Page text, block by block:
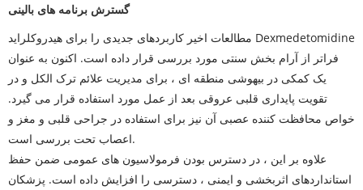
گسترش برنامه های بالینی
مطالعات اخیر کاربردهای جدیدی را برای هیدروکلراید Dexmedetomidine
فراتر از آرام بخش سنتی مورد بررسی قرار داده است. اکنون به عنوان
یک کمکی در بیهوشی منطقه ای ، برای مدیریت علائم ترک الکل و در
تقویت پایداری قلبی عروقی بعد از عمل مورد استفاده قرار می گیرد.
خواص محافظت کننده عصبی آن نیز برای استفاده در جراحی قلبی و مغز و
اعصاب تحت بررسی است.
علاوه بر این ، در دسترس بودن فرمولاسیون های عمومی ضمن حفظ
استانداردهای اثربخشی و ایمنی ، دسترسی را افزایش داده است. پزشکان